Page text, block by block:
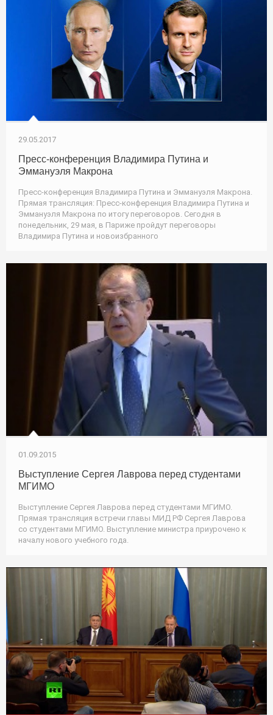
29.05.2017
Пресс-конференция Владимира Путина и
Эммануэля Макрона
Пресс-конференция Владимира Путина и Эммануэля Макрона.
Прямая трансляция: Пресс-конференция Владимира Путина и
Эммануэля Макрона по итогу переговоров. Сегодня в
понедельник, 29 мая, в Париже пройдут переговоры
Владимира Путина и новоизбранного
01.09.2015
Выступление Сергея Лаврова перед студентами
МГИМО
Выступление Сергея Лаврова перед студентами МГИМО.
Прямая трансляция встречи главы МИД РФ Сергея Лаврова
со студентами МГИМО. Выступление министра приурочено к
началу нового учебного года.